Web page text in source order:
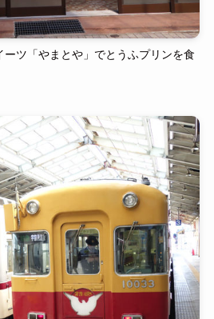
ツ「やまとや」でとうふプリンを食